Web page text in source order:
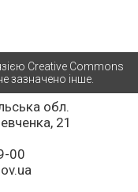
обл.
21
00
Creative Commons
зазначено інше.